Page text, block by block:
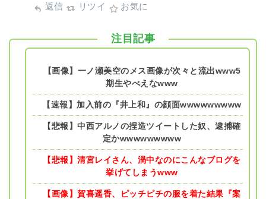
返信 リツイ お気に
注目記事
【画像】一ノ瀬美空のメス画像が次々と流出www5
期生やべえなwww
【速報】加入前の『井上和』の顔面wwwwwwwww
【悲報】中西アルノの捏造ツイートした奴、逮捕確
定かwwwwwwwww
【悲報】清宮レイさん、渦中なのにこんなブログを
挙げてしまうwww
【画像】賀喜遥香、ピッチピチの服を着た結果『案